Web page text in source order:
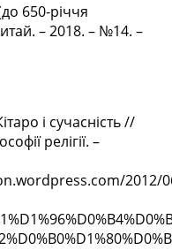
(до 650-річчя
– 2018. – №14. –
і сучасність //
релігії. –
2012/06/